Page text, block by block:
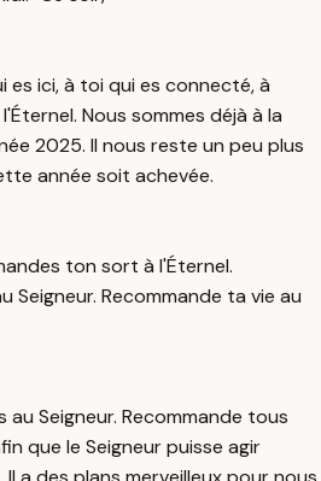
es ici, à toi qui es connecté, à
Nous sommes déjà à la
2025. Il nous reste un peu plus
année soit achevée.
ton sort à l'Éternel.
Seigneur. Recommande ta vie au
Seigneur. Recommande tous
que le Seigneur puisse agir